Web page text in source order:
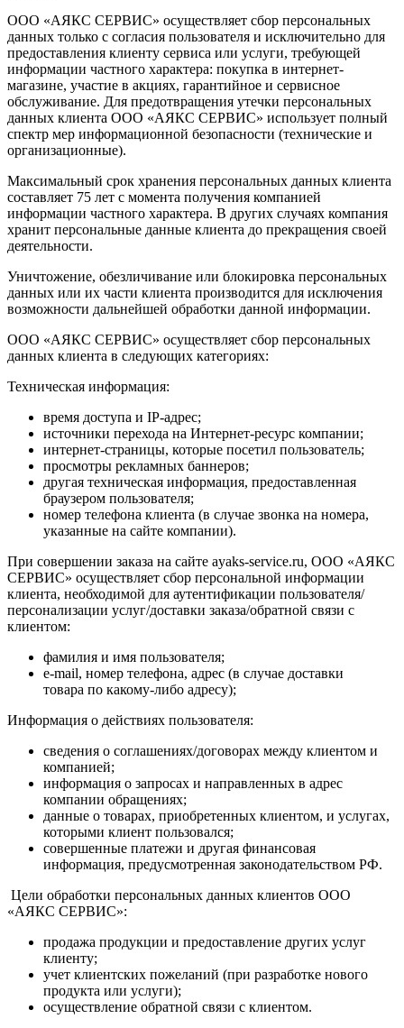
ООО «АЯКС СЕРВИС» осуществляет сбор персональных
данных только с согласия пользователя и исключительно для
предоставления клиенту сервиса или услуги, требующей
информации частного характера: покупка в интернет-
магазине, участие в акциях, гарантийное и сервисное
обслуживание. Для предотвращения утечки персональных
данных клиента ООО «АЯКС СЕРВИС» использует полный
спектр мер информационной безопасности (технические и
организационные).
Максимальный срок хранения персональных данных клиента
составляет 75 лет с момента получения компанией
информации частного характера. В других случаях компания
хранит персональные данные клиента до прекращения своей
деятельности.
Уничтожение, обезличивание или блокировка персональных
данных или их части клиента производится для исключения
возможности дальнейшей обработки данной информации.
ООО «АЯКС СЕРВИС» осуществляет сбор персональных
данных клиента в следующих категориях:
Техническая информация:
время доступа и IP-адрес;
источники перехода на Интернет-ресурс компании;
интернет-страницы, которые посетил пользователь;
просмотры рекламных баннеров;
другая техническая информация, предоставленная
браузером пользователя;
номер телефона клиента (в случае звонка на номера,
указанные на сайте компании).
При совершении заказа на сайте ayaks-service.ru, ООО «АЯКС
СЕРВИС» осуществляет сбор персональной информации
клиента, необходимой для аутентификации пользователя/
персонализации услуг/доставки заказа/обратной связи с
клиентом:
фамилия и имя пользователя;
e-mail, номер телефона, адрес (в случае доставки
товара по какому-либо адресу);
Информация о действиях пользователя:
сведения о соглашениях/договорах между клиентом и
компанией;
информация о запросах и направленных в адрес
компании обращениях;
данные о товарах, приобретенных клиентом, и услугах,
которыми клиент пользовался;
совершенные платежи и другая финансовая
информация, предусмотренная законодательством РФ.
Цели обработки персональных данных клиентов ООО
«АЯКС СЕРВИС»:
продажа продукции и предоставление других услуг
клиенту;
учет клиентских пожеланий (при разработке нового
продукта или услуги);
осуществление обратной связи с клиентом.